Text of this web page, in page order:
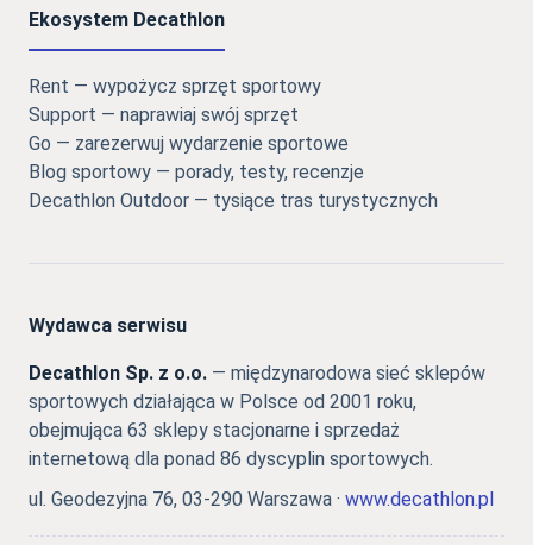
Ekosystem Decathlon
Rent — wypożycz sprzęt sportowy
Support — naprawiaj swój sprzęt
Go — zarezerwuj wydarzenie sportowe
Blog sportowy — porady, testy, recenzje
Decathlon Outdoor — tysiące tras turystycznych
Wydawca serwisu
Decathlon Sp. z o.o. — międzynarodowa sieć sklepów
sportowych działająca w Polsce od 2001 roku,
obejmująca 63 sklepy stacjonarne i sprzedaż
internetową dla ponad 86 dyscyplin sportowych.
ul. Geodezyjna 76, 03-290 Warszawa · www.decathlon.pl